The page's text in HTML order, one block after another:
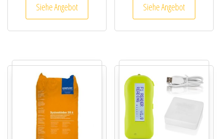
Siehe Angebot Siehe Angebot